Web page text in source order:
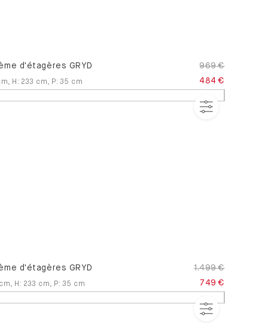
d'étagères GRYD
969 €
484 €
H : 233 cm P: 35 cm
d'étagères GRYD
1.499 €
749 €
, H : 233 cm, P: 35 cm